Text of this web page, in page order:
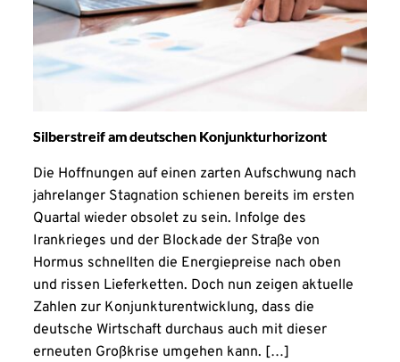
Silberstreif am deutschen Konjunkturhorizont
Die Hoffnungen auf einen zarten Aufschwung nach
jahrelanger Stagnation schienen bereits im ersten
Quartal wieder obsolet zu sein. Infolge des
Irankrieges und der Blockade der Straße von
Hormus schnellten die Energiepreise nach oben
und rissen Lieferketten. Doch nun zeigen aktuelle
Zahlen zur Konjunkturentwicklung, dass die
deutsche Wirtschaft durchaus auch mit dieser
erneuten Großkrise umgehen kann. […]